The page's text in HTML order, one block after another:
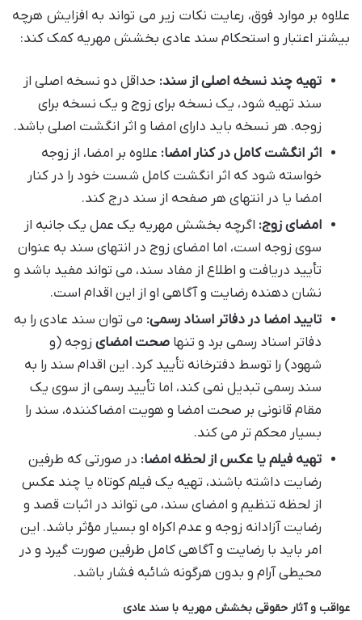
علاوه بر موارد فوق، رعایت نکات زیر می تواند به افزایش هرچه
بیشتر اعتبار و استحکام سند عادی بخشش مهریه کمک کند:
تهیه چند نسخه اصلی از سند: حداقل دو نسخه اصلی از
سند تهیه شود، یک نسخه برای زوج و یک نسخه برای
زوجه. هر نسخه باید دارای امضا و اثر انگشت اصلی باشد.
اثر انگشت کامل در کنار امضا: علاوه بر امضا، از زوجه
خواسته شود که اثر انگشت کامل شست خود را در کنار
امضا یا در انتهای هر صفحه از سند درج کند.
امضای زوج: اگرچه بخشش مهریه یک عمل یک جانبه از
سوی زوجه است، اما امضای زوج در انتهای سند به عنوان
تأیید دریافت و اطلاع از مفاد سند، می تواند مفید باشد و
نشان دهنده رضایت و آگاهی او از این اقدام است.
تایید امضا در دفاتر اسناد رسمی: می توان سند عادی را به
دفاتر اسناد رسمی برد و تنها صحت امضای زوجه (و
شهود) را توسط دفترخانه تأیید کرد. این اقدام سند را به
سند رسمی تبدیل نمی کند، اما تأیید رسمی از سوی یک
مقام قانونی بر صحت امضا و هویت امضاکننده، سند را
بسیار محکم تر می کند.
تهیه فیلم یا عکس از لحظه امضا: در صورتی که طرفین
رضایت داشته باشند، تهیه یک فیلم کوتاه یا چند عکس
از لحظه تنظیم و امضای سند، می تواند در اثبات قصد و
رضایت آزادانه زوجه و عدم اکراه او بسیار مؤثر باشد. این
امر باید با رضایت و آگاهی کامل طرفین صورت گیرد و در
محیطی آرام و بدون هرگونه شائبه فشار باشد.
عواقب و آثار حقوقی بخشش مهریه با سند عادی